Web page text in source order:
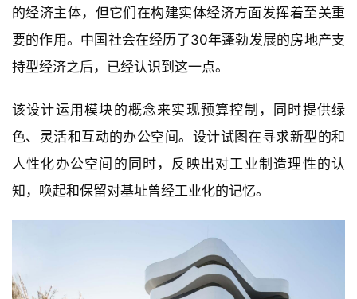
的经济主体，但它们在构建实体经济方面发挥着至关重
要的作用。中国社会在经历了30年蓬勃发展的房地产支
持型经济之后，已经认识到这一点。
该设计运用模块的概念来实现预算控制，同时提供绿
色、灵活和互动的办公空间。设计试图在寻求新型的和
人性化办公空间的同时，反映出对工业制造理性的认
知，唤起和保留对基址曾经工业化的记忆。